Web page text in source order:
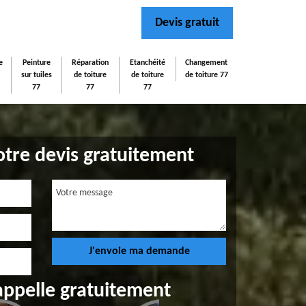
Devis gratuit
Peinture
sur tuiles
77
Réparation
de toiture
77
Etanchéité
de toiture
77
Changement
de toiture 77
devis gratuitement
gratuitement